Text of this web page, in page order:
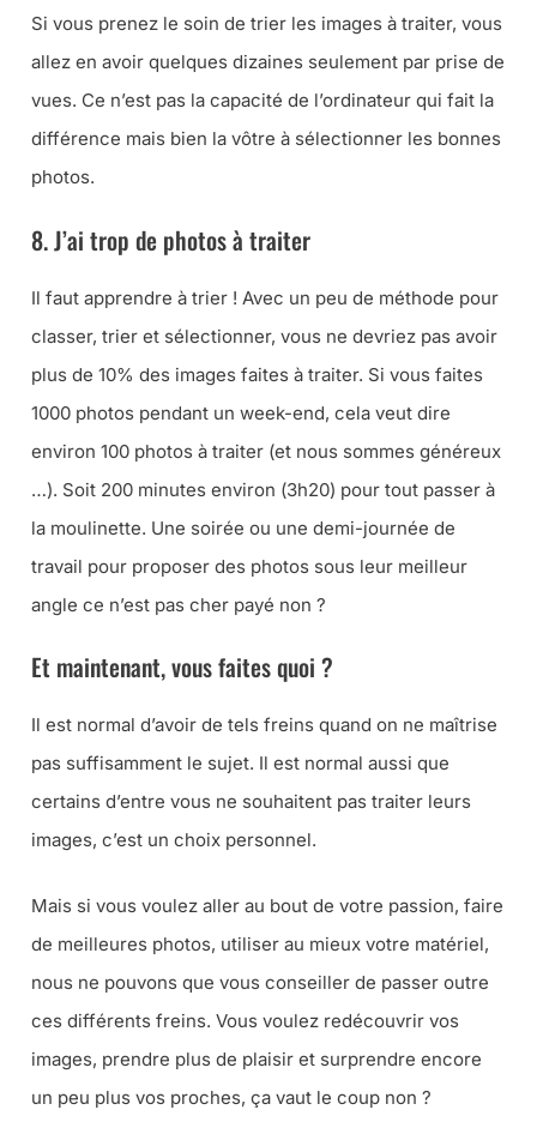
Si vous prenez le soin de trier les images à traiter, vous
allez en avoir quelques dizaines seulement par prise de
vues. Ce n’est pas la capacité de l’ordinateur qui fait la
différence mais bien la vôtre à sélectionner les bonnes
photos.
8. J’ai trop de photos à traiter
Il faut apprendre à trier ! Avec un peu de méthode pour
classer, trier et sélectionner, vous ne devriez pas avoir
plus de 10% des images faites à traiter. Si vous faites
1000 photos pendant un week-end, cela veut dire
environ 100 photos à traiter (et nous sommes généreux
…). Soit 200 minutes environ (3h20) pour tout passer à
la moulinette. Une soirée ou une demi-journée de
travail pour proposer des photos sous leur meilleur
angle ce n’est pas cher payé non ?
Et maintenant, vous faites quoi ?
Il est normal d’avoir de tels freins quand on ne maîtrise
pas suffisamment le sujet. Il est normal aussi que
certains d’entre vous ne souhaitent pas traiter leurs
images, c’est un choix personnel.
Mais si vous voulez aller au bout de votre passion, faire
de meilleures photos, utiliser au mieux votre matériel,
nous ne pouvons que vous conseiller de passer outre
ces différents freins. Vous voulez redécouvrir vos
images, prendre plus de plaisir et surprendre encore
un peu plus vos proches, ça vaut le coup non ?